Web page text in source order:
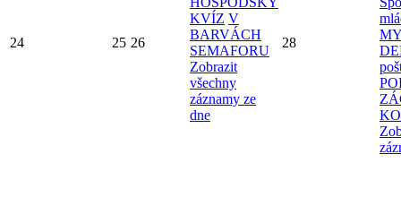
24 25 26
KVÍZ V
BARVÁCH
SEMAFORU
Zobrazit
všechny
záznamy ze
dne
28